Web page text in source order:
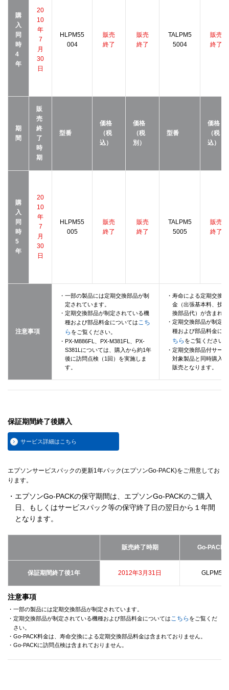
購
入
同
時
4
年
20
10
年
7
月
30
日
HLPM55
004
販売
終了
販売
終了
TALPM5
5004
販売
終了
期
間
販
売
終
了
時
期
型番
価格
（税
込）
価格
（税
別）
型番
価格
（税
込）
購
入
同
時
5
年
20
10
年
7
月
30
日
HLPM55
005
販売
終了
販売
終了
TALPM5
5005
販売
終了
注意事項
・一部の製品には定期交換部品が制
定されています。
・定期交換部品が制定されている機
種および部品料金についてはこち
ら をご覧ください。
・PX-M886FL、PX-M381FL、PX-
S381Lについては、購入から約1年
後に訪問点検（1回）を実施しま
す。
・寿命による定期交換
金（出張基本料、技
換部品代）が含まれ
・定期交換部品が制定
種および部品料金に
ちら をご覧ください
・定期交換部品付サー
対象製品と同時購入
販売となります。
保証期間終了後購入
サービス詳細はこちら
エプソンサービスパックの更新1年パック(エプソンGo-PACK)をご用意してお
ります。
・エプソンGo-PACKの保守期間は、エプソンGo-PACKのご購入
日、もしくはサービスパック等の保守終了日の翌日から１年間
となります。
販売終了時期 Go-PACK
保証期間終了後1年 2012年3月31日
注意事項
・一部の製品には定期交換部品が制定されています。
・定期交換部品が制定されている機種および部品料金についてはこちら をご覧くだ
さい。
・Go-PACK料金は、寿命交換による定期交換部品料金は含まれておりません。
・Go-PACKに訪問点検は含まれておりません。